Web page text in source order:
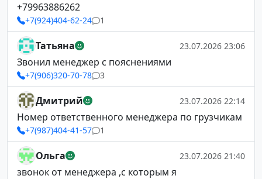
+79963886262
+7(924)404-62-24 1
Татьяна 23.07.2026 23:06
Звонил менеджер с пояснениями
+7(906)320-70-78 3
Дмитрий 23.07.2026 22:14
Номер ответственного менеджера по грузчикам
+7(987)404-41-57 1
Ольга 23.07.2026 21:40
звонок от менеджера ,с которым я